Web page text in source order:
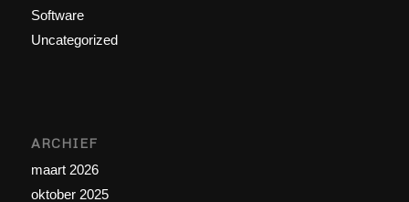
Software
Uncategorized
ARCHIEF
maart 2026
oktober 2025